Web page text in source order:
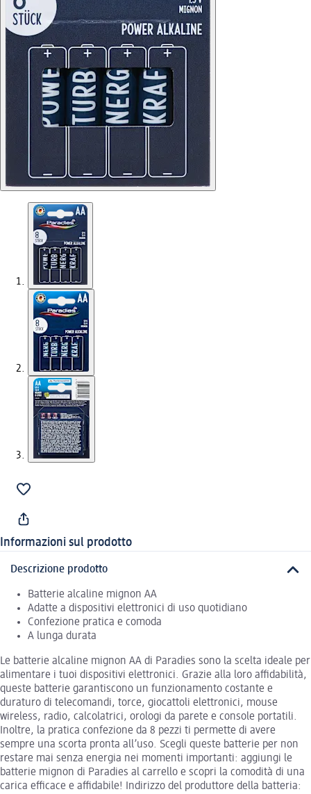
Informazioni sul prodotto
Descrizione prodotto
Batterie alcaline mignon AA
Adatte a dispositivi elettronici di uso quotidiano
Confezione pratica e comoda
A lunga durata
Le batterie alcaline mignon AA di Paradies sono la scelta ideale per
alimentare i tuoi dispositivi elettronici. Grazie alla loro affidabilità,
queste batterie garantiscono un funzionamento costante e
duraturo di telecomandi, torce, giocattoli elettronici, mouse
wireless, radio, calcolatrici, orologi da parete e console portatili.
Inoltre, la pratica confezione da 8 pezzi ti permette di avere
sempre una scorta pronta all’uso. Scegli queste batterie per non
restare mai senza energia nei momenti importanti: aggiungi le
batterie mignon di Paradies al carrello e scopri la comodità di una
carica efficace e affidabile! Indirizzo del produttore della batteria: